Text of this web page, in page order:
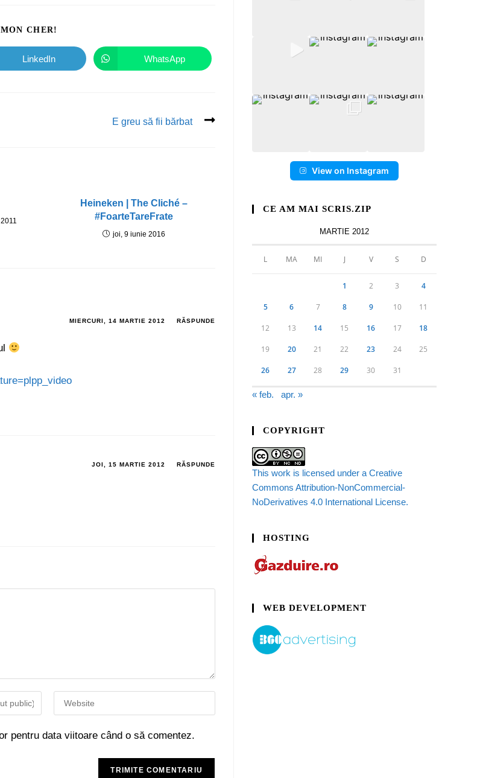
CHER!
LinkedIn WhatsApp
E greu să fii bărbat
Heineken | The Cliché –
#FoarteTareFrate
joi, 9 iunie 2016
MIERCURI, 14 MARTIE 2012 RĂSPUNDE
JOI, 15 MARTIE 2012 RĂSPUNDE
pentru data viitoare când o să comentez.
View on Instagram
CE AM MAI SCRIS.ZIP
MARTIE 2012
L MA MI J V S D
1 2 3 4
5 6 7 8 9 10 11
12 13 14 15 16 17 18
19 20 21 22 23 24 25
26 27 28 29 30 31
« feb. apr. »
COPYRIGHT
This work is licensed under a Creative
Commons Attribution-NonCommercial-
NoDerivatives 4.0 International License.
HOSTING
WEB DEVELOPMENT